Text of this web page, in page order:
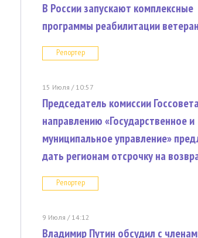
В России запускают комплексные
программы реабилитации
Репортер
15 Июля / 10:57
Председатель комиссии
направлению «Государственное и
муниципальное управление»
дать регионам отсрочку на
Репортер
9 Июля / 14:12
Владимир Путин обсудил с